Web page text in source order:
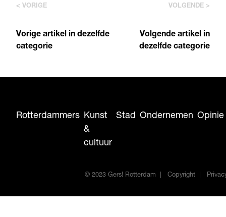
< VORIGE
Vorige artikel in dezelfde
categorie
VOLGENDE >
Volgende artikel in
dezelfde categorie
Rotterdammers Kunst
&
cultuur
Stad Ondernemen Opinie
© 2023 Gers! Rotterdam Copyright